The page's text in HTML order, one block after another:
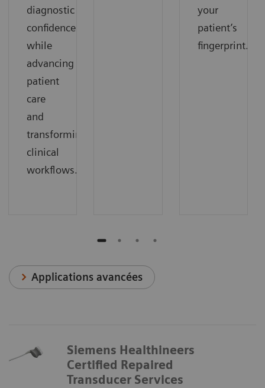
diagnostic
confidence
while
advancing
patient
care
and
transforming
clinical
workflows.
your
patient’s
fingerprint.
Applications avancées
Siemens Healthineers
Certified Repaired
Transducer Services